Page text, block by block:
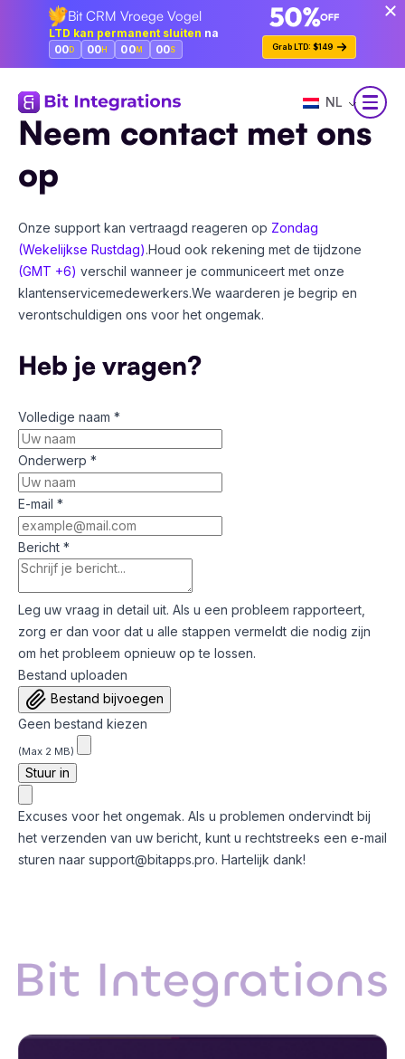
Bit CRM Vroege Vogel
LTD kan permanent sluiten na
00D 00H 00M 00S Grab LTD: $149
NL
Neem contact met ons
op
Onze support kan vertraagd reageren op Zondag
(Wekelijkse Rustdag).Houd ook rekening met de tijdzone
(GMT +6) verschil wanneer je communiceert met onze
klantenservicemedewerkers.We waarderen je begrip en
verontschuldigen ons voor het ongemak.
Heb je vragen?
Volledige naam *
Onderwerp *
E-mail *
Bericht *
Leg uw vraag in detail uit. Als u een probleem rapporteert,
zorg er dan voor dat u alle stappen vermeldt die nodig zijn
om het probleem opnieuw op te lossen.
Bestand uploaden
Bestand bijvoegen
Geen bestand kiezen
(Max 2 MB)
Stuur in
Excuses voor het ongemak. Als u problemen ondervindt bij
het verzenden van uw bericht, kunt u rechtstreeks een e-mail
sturen naar support@bitapps.pro. Hartelijk dank!